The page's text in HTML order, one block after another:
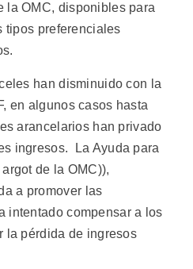
la OMC, disponibles para
tipos preferenciales
han disminuido con la
en algunos casos hasta
arancelarios han privado
ingresos. La Ayuda para
de la OMC)),
a promover las
intentado compensar a los
la pérdida de ingresos